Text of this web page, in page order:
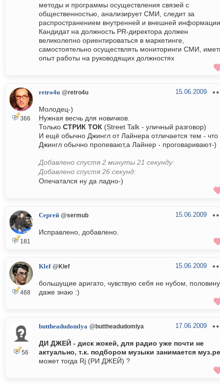
методы и программы осуществления связей с
общественностью, анализирует СМИ, следит за
распространением внутренней и внешней
Кандидат на должность PR-директора должен
великолепно ориентироваться в маркетинге,
самостоятельно осуществлять мониторинги СМИ,
опыт работы на руководящих должностях
366
retro4u @retro4u 15.06.2009
Молодец-)
Нужная весчь для новичков.
Только СТРИК ТОК (Street Talk - уличный разговор)
И ещё обычно Джингл от Лайнера отличается тем - что
Джингл обычно пропевают,а Лайнер - проговаривают-)
Добавлено спустя 2 минуты 21 секунду:
Добавлено спустя 26 секунд:
Опечатался ну да ладно-)
181
Сергей @sermub 15.06.2009
Исправлено, добавлено.
468
Klef @Klef 15.06.2009
большущие аригато, чувствую себя не нубом, половину
даже знаю :)
56
buttheadudomlya @buttheadudomlya 17.06.2009
ДИ ДЖЕЙ - диск жокей, для радио уже почти не
актуально, т.к. подбором музыки занимается
может тогда Rj (РИ ДЖЕЙ) ?